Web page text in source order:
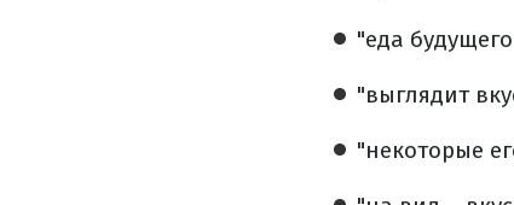
"еда
"выглядит
"некоторые